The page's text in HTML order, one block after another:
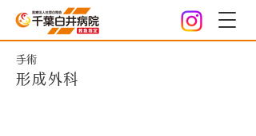
手術
形成外科